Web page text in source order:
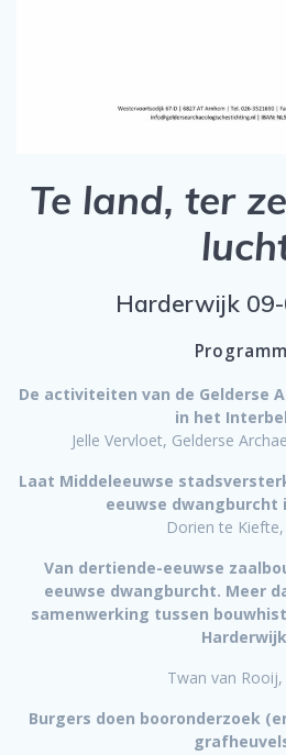
Te land, ter
Harderwijk
De activiteiten van de Gelderse
in het
Jelle Vervloet, Gelderse
Laat Middeleeuwse
eeuwse dwangburcht
Dorien te Kiefte,
Van dertiende-eeuwse
eeuwse dwangburcht. Meer
samenwerking tussen
Twan van Rooij,
Burgers doen booronderzoek